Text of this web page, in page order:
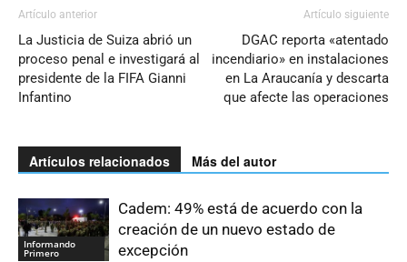
Artículo anterior
La Justicia de Suiza abrió un
proceso penal e investigará al
presidente de la FIFA Gianni
Infantino
Artículo siguiente
DGAC reporta «atentado
incendiario» en instalaciones
en La Araucanía y descarta
que afecte las operaciones
Artículos relacionados Más del autor
Informando
Primero
Cadem: 49% está de acuerdo con la
creación de un nuevo estado de
excepción